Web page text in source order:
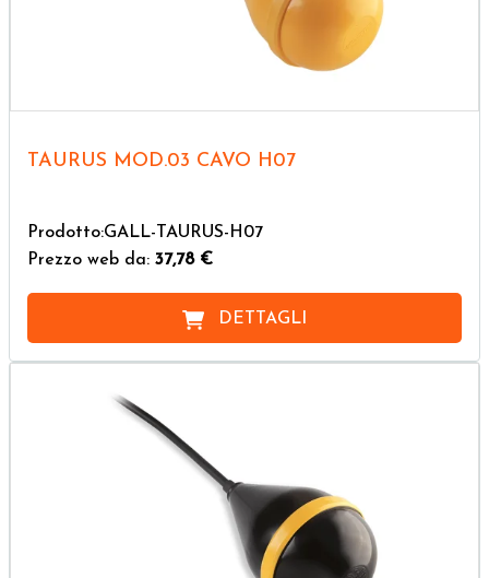
TAURUS MOD.03 CAVO H07
Prodotto:GALL-TAURUS-H07
Prezzo web da: 37,78 €
DETTAGLI